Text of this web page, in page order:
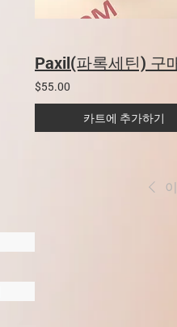
Paxil(파록세틴) 구
$55.00
카트에 추가하기